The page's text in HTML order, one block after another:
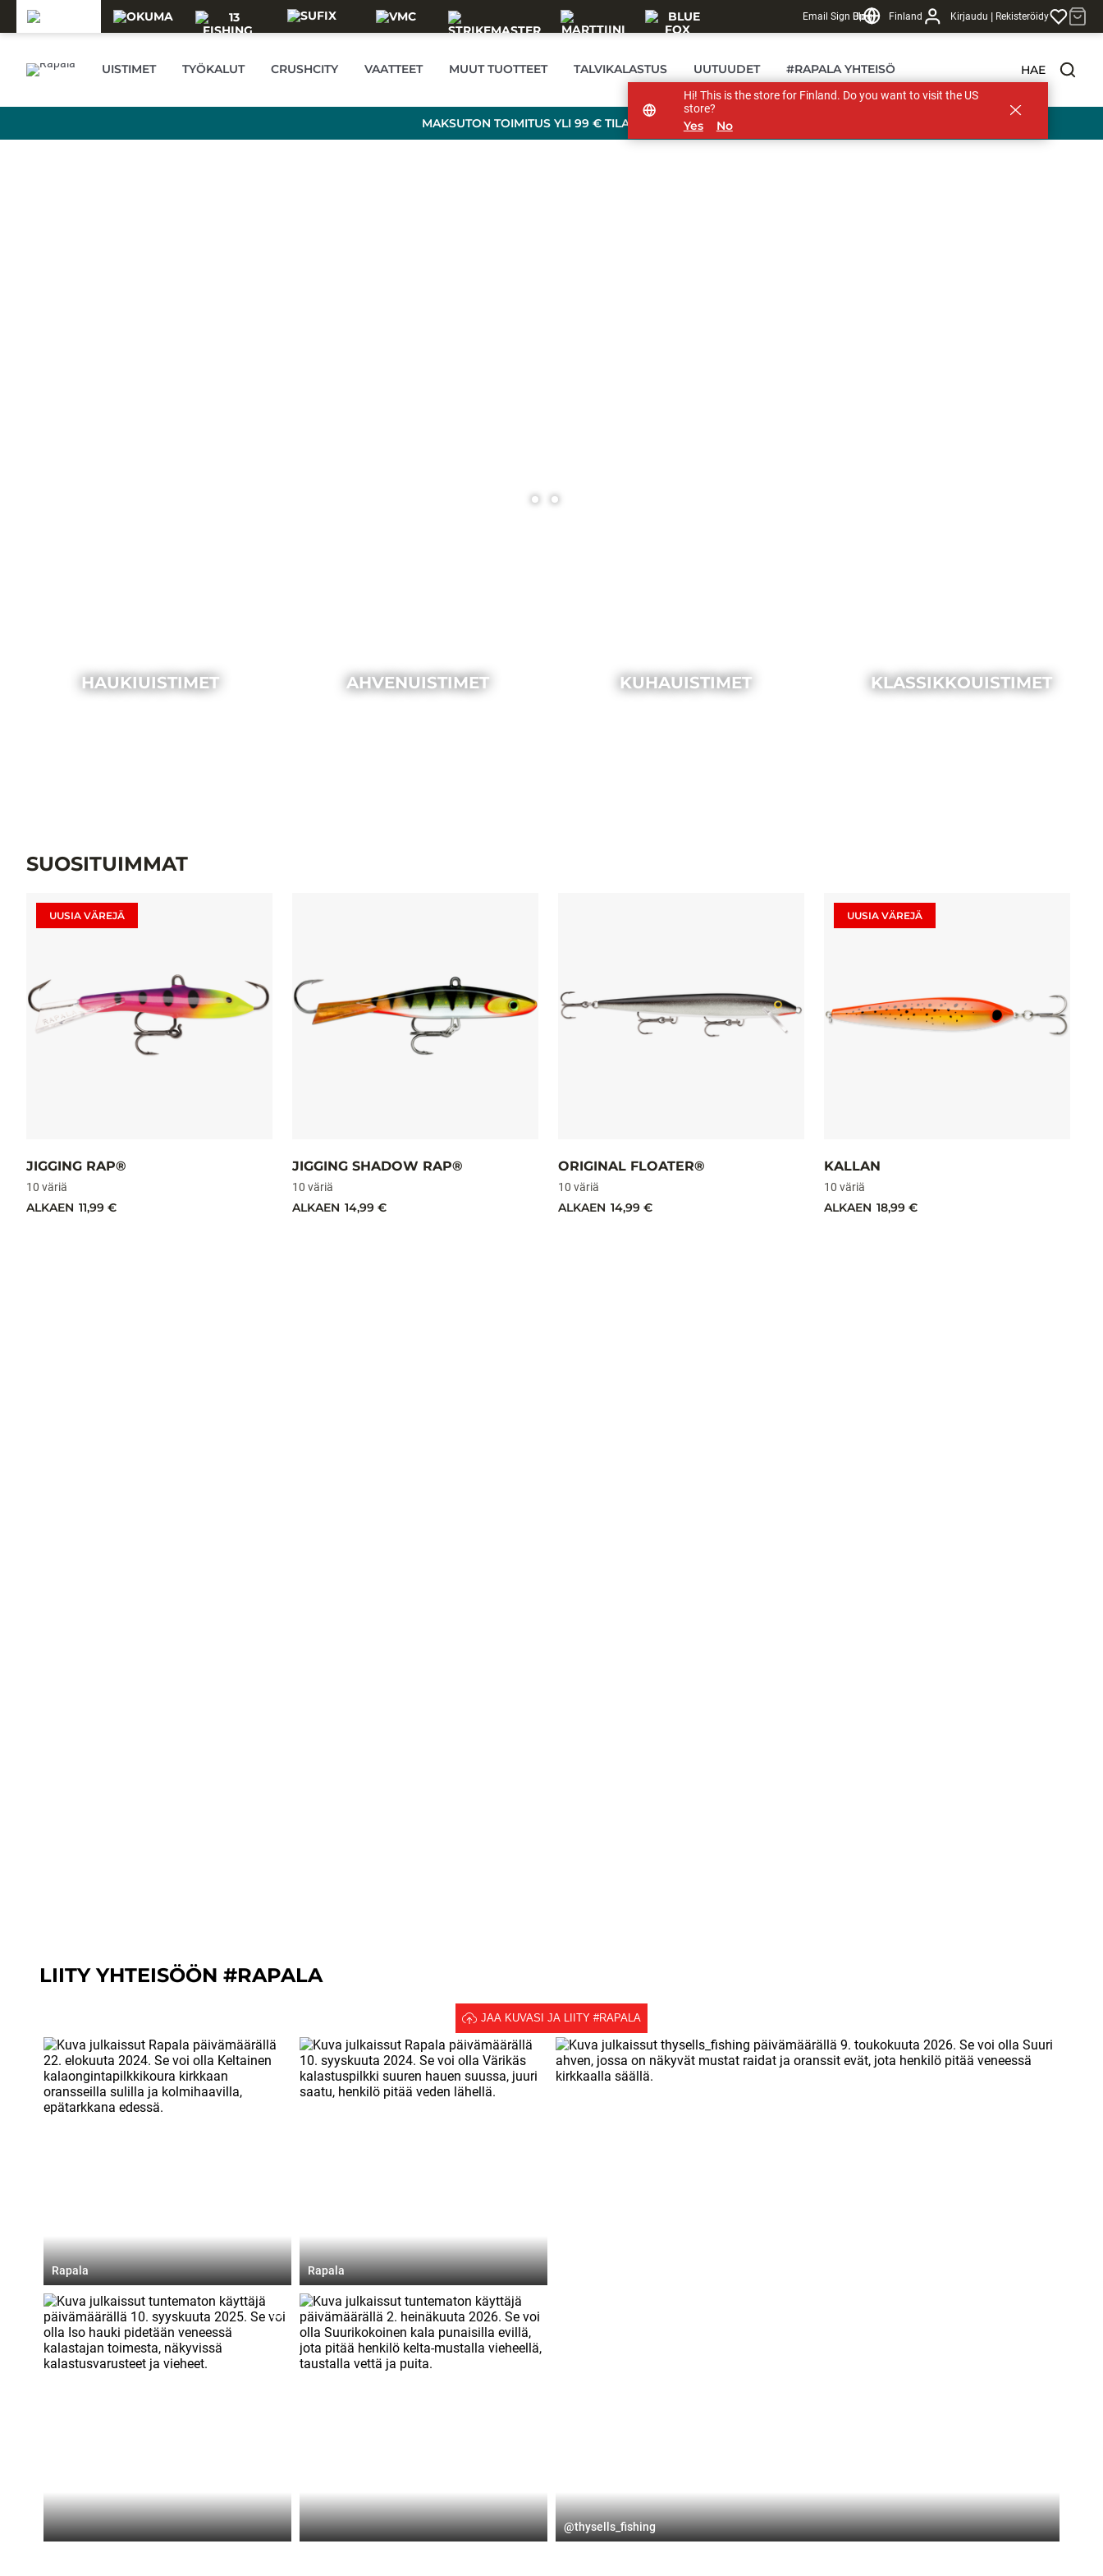
Email Sign UpBlogi Finland Kirjaudu | Rekisteröidy
UISTIMET TYÖKALUT CRUSHCITY VAATTEET MUUT TUOTTEET TALVIKALASTUS UUTUUDET #RAPALA YHTEISÖ HAE
MAKSUTON TOIMITUS YLI 99 € TILAUKSILLE!
HAUKIUISTIMET AHVENUISTIMET KUHAUISTIMET KLASSIKKOUISTIMET
SUOSITUIMMAT
UUSIA VÄREJÄ
JIGGING RAP®
10 väriä
ALKAEN 11,99 €
JIGGING SHADOW RAP®
10 väriä
ALKAEN 14,99 €
ORIGINAL FLOATER®
10 väriä
ALKAEN 14,99 €
UUSIA VÄREJÄ
KALLAN
10 väriä
ALKAEN 18,99 €
LIITY YHTEISÖÖN #RAPALA
JAA KUVASI JA LIITY #RAPALA
Julkaissut
Rapala
Julkaissut
Rapala
Julkaissut
@thysells_fishing
Hi! This is the store for Finland. Do you want to visit the US
store?
Yes No